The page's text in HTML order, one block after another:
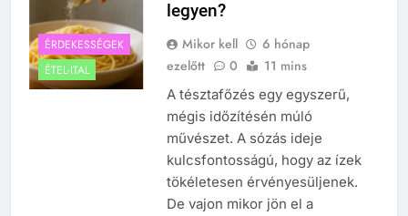
ÉRDEKESSÉGEK
ÉTEL-ITAL
legyen?
Mikor kell
6 hónap
ezelőtt
0 11 mins
A tésztafőzés egy egyszerű,
mégis időzítésén múló
művészet. A sózás ideje
kulcsfontosságú, hogy az ízek
tökéletesen érvényesüljenek.
De vajon mikor jön el a